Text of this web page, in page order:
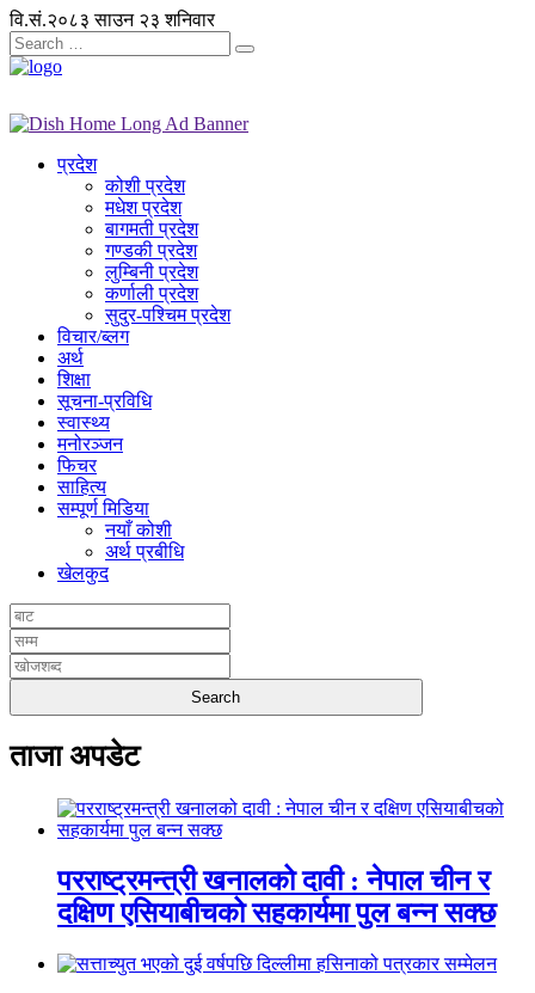
वि.सं.२०८३ साउन २३ शनिवार
प्रदेश
कोशी प्रदेश
मधेश प्रदेश
बागमती प्रदेश
गण्डकी प्रदेश
लुम्बिनी प्रदेश
कर्णाली प्रदेश
सुदुर-पश्चिम प्रदेश
विचार/ब्लग
अर्थ
शिक्षा
सूचना-प्रविधि
स्वास्थ्य
मनोरञ्जन
फिचर
साहित्य
सम्पूर्ण मिडिया
नयाँ कोशी
अर्थ प्रबीधि
खेलकुद
ताजा अपडेट
परराष्ट्रमन्त्री खनालको दावी : नेपाल चीन र
दक्षिण एसियाबीचको सहकार्यमा पुल बन्न सक्छ